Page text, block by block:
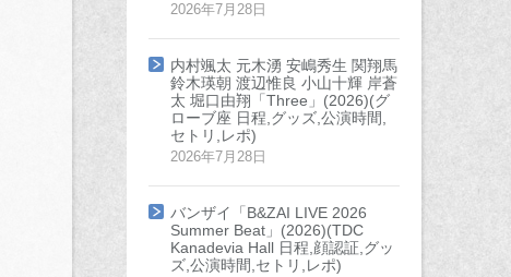
2026年7月28日
内村颯太 元木湧 安嶋秀生 関翔馬
鈴木瑛朝 渡辺惟良 小山十輝 岸蒼
太 堀口由翔「Three」(2026)(グ
ローブ座 日程,グッズ,公演時間,
セトリ,レポ)
2026年7月28日
バンザイ「B&ZAI LIVE 2026
Summer Beat」(2026)(TDC
Kanadevia Hall 日程,顔認証,グッ
ズ,公演時間,セトリ,レポ)